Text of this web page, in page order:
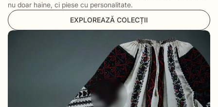
nu doar haine, ci piese cu personalitate.
EXPLOREAZĂ COLECȚII